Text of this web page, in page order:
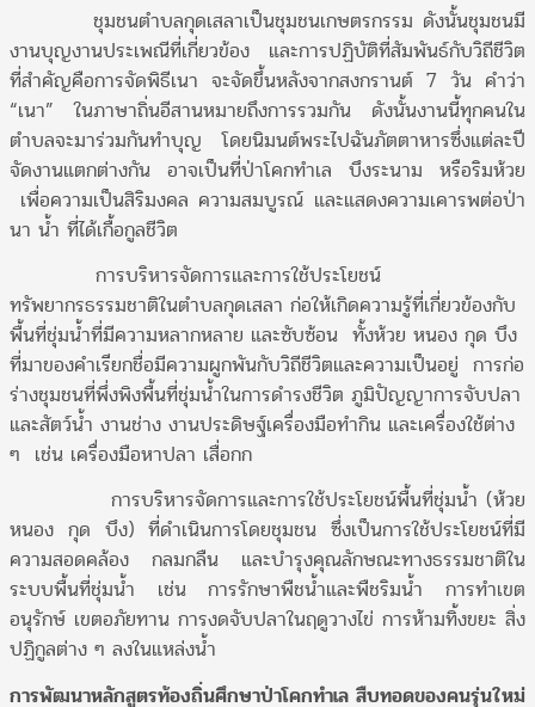
ชุมชนตำบลกุดเสลาเป็นชุมชนเกษตรกรรม ดังนั้นชุมชนมี
งานบุญงานประเพณีที่เกี่ยวข้อง และการปฏิบัติที่สัมพันธ์กับวิถีชีวิต
ที่สำคัญคือการจัดพิธีเนา จะจัดขึ้นหลังจากสงกรานต์ 7 วัน คำว่า
“เนา” ในภาษาถิ่นอีสานหมายถึงการรวมกัน ดังนั้นงานนี้ทุกคนใน
ตำบลจะมาร่วมกันทำบุญ โดยนิมนต์พระไปฉันภัตตาหารซึ่งแต่ละปี
จัดงานแตกต่างกัน อาจเป็นที่ป่าโคกทำเล บึงระนาม หรือริมห้วย
เพื่อความเป็นสิริมงคล ความสมบูรณ์ และแสดงความเคารพต่อป่า
นา น้ำ ที่ได้เกื้อกูลชีวิต
การบริหารจัดการและการใช้ประโยชน์
ทรัพยากรธรรมชาติในตำบลกุดเสลา ก่อให้เกิดความรู้ที่เกี่ยวข้องกับ
พื้นที่ชุ่มน้ำที่มีความหลากหลาย และซับซ้อน ทั้งห้วย หนอง กุด บึง
ที่มาของคำเรียกชื่อมีความผูกพันกับวิถีชีวิตและความเป็นอยู่ การก่อ
ร่างชุมชนที่พึ่งพิงพื้นที่ชุ่มน้ำในการดำรงชีวิต ภูมิปัญญาการจับปลา
และสัตว์น้ำ งานช่าง งานประดิษฐ์เครื่องมือทำกิน และเครื่องใช้ต่าง
ๆ เช่น เครื่องมือหาปลา เสื่อกก
การบริหารจัดการและการใช้ประโยชน์พื้นที่ชุ่มน้ำ (ห้วย
หนอง กุด บึง) ที่ดำเนินการโดยชุมชน ซึ่งเป็นการใช้ประโยชน์ที่มี
ความสอดคล้อง กลมกลืน และบำรุงคุณลักษณะทางธรรมชาติใน
ระบบพื้นที่ชุ่มน้ำ เช่น การรักษาพืชน้ำและพืชริมน้ำ การทำเขต
อนุรักษ์ เขตอภัยทาน การงดจับปลาในฤดูวางไข่ การห้ามทิ้งขยะ สิ่ง
ปฏิกูลต่าง ๆ ลงในแหล่งน้ำ
การพัฒนาหลักสูตรท้องถิ่นศึกษาป่าโคกทำเล สืบทอดของคนรุ่นใหม่